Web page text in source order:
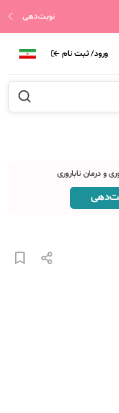
نوبت‌دهی
ورود/ ثبت نام
و درمان ناباروری